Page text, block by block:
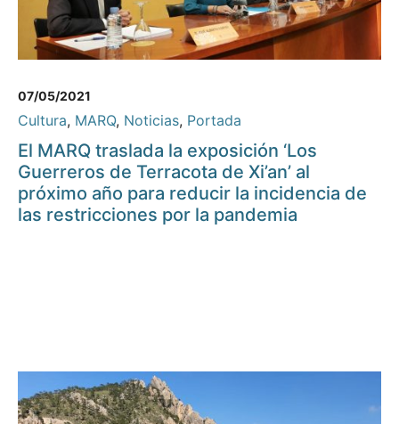
07/05/2021
Cultura, MARQ, Noticias, Portada
El MARQ traslada la exposición ‘Los
Guerreros de Terracota de Xi’an’ al
próximo año para reducir la incidencia de
las restricciones por la pandemia